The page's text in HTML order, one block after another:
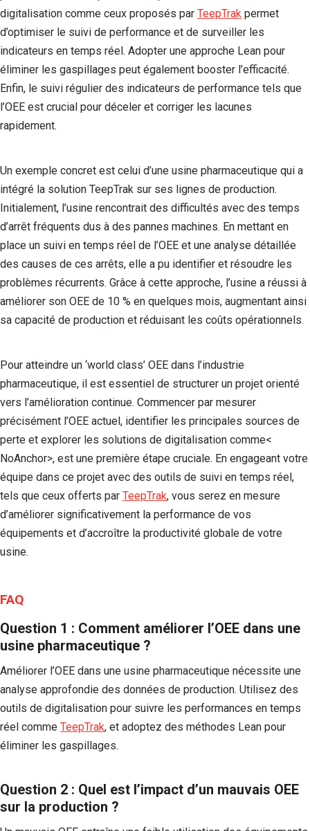
digitalisation comme ceux proposés par TeepTrak permet
d’optimiser le suivi de performance et de surveiller les
indicateurs en temps réel. Adopter une approche Lean pour
éliminer les gaspillages peut également booster l’efficacité.
Enfin, le suivi régulier des indicateurs de performance tels que
l’OEE est crucial pour déceler et corriger les lacunes
rapidement.
Un exemple concret est celui d’une usine pharmaceutique qui a
intégré la solution TeepTrak sur ses lignes de production.
Initialement, l’usine rencontrait des difficultés avec des temps
d’arrêt fréquents dus à des pannes machines. En mettant en
place un suivi en temps réel de l’OEE et une analyse détaillée
des causes de ces arrêts, elle a pu identifier et résoudre les
problèmes récurrents. Grâce à cette approche, l’usine a réussi à
améliorer son OEE de 10 % en quelques mois, augmentant ainsi
sa capacité de production et réduisant les coûts opérationnels.
Pour atteindre un ‘world class’ OEE dans l’industrie
pharmaceutique, il est essentiel de structurer un projet orienté
vers l’amélioration continue. Commencer par mesurer
précisément l’OEE actuel, identifier les principales sources de
perte et explorer les solutions de digitalisation comme<
NoAnchor>, est une première étape cruciale. En engageant votre
équipe dans ce projet avec des outils de suivi en temps réel,
tels que ceux offerts par TeepTrak, vous serez en mesure
d’améliorer significativement la performance de vos
équipements et d’accroître la productivité globale de votre
usine.
FAQ
Question 1 : Comment améliorer l’OEE dans une
usine pharmaceutique ?
Améliorer l’OEE dans une usine pharmaceutique nécessite une
analyse approfondie des données de production. Utilisez des
outils de digitalisation pour suivre les performances en temps
réel comme TeepTrak, et adoptez des méthodes Lean pour
éliminer les gaspillages.
Question 2 : Quel est l’impact d’un mauvais OEE
sur la production ?